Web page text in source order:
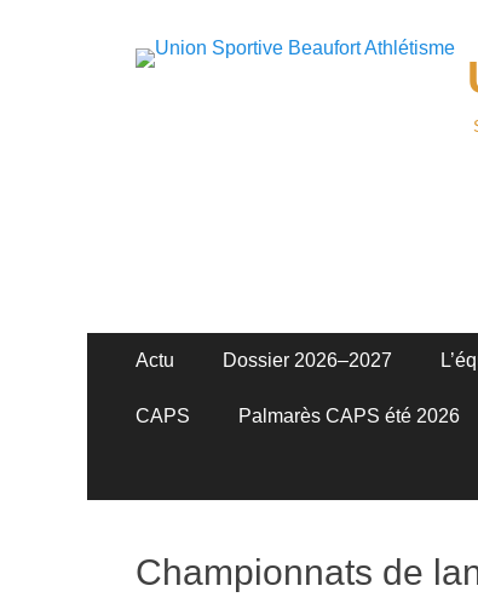
Menu
contenu
Actu Dossier 2026–2027
CAPS Palmarès CAPS été 2026
Championnats de